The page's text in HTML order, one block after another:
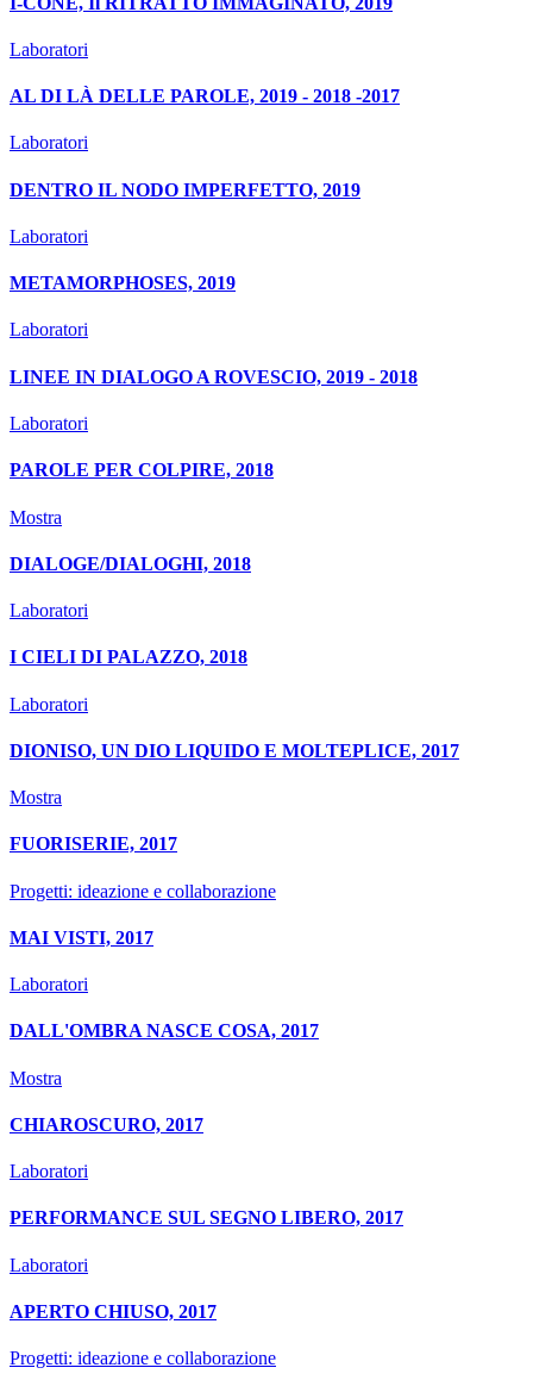
Laboratori
AL DI LÀ DELLE PAROLE, 2019 - 2018 -2017
Laboratori
DENTRO IL NODO IMPERFETTO, 2019
Laboratori
METAMORPHOSES, 2019
Laboratori
LINEE IN DIALOGO A ROVESCIO, 2019 - 2018
Laboratori
PAROLE PER COLPIRE, 2018
Mostra
DIALOGE/DIALOGHI, 2018
Laboratori
I CIELI DI PALAZZO, 2018
Laboratori
DIONISO, UN DIO LIQUIDO E MOLTEPLICE, 2017
Mostra
FUORISERIE, 2017
Progetti: ideazione e collaborazione
MAI VISTI, 2017
Laboratori
DALL'OMBRA NASCE COSA, 2017
Mostra
CHIAROSCURO, 2017
Laboratori
PERFORMANCE SUL SEGNO LIBERO, 2017
Laboratori
APERTO CHIUSO, 2017
Progetti: ideazione e collaborazione